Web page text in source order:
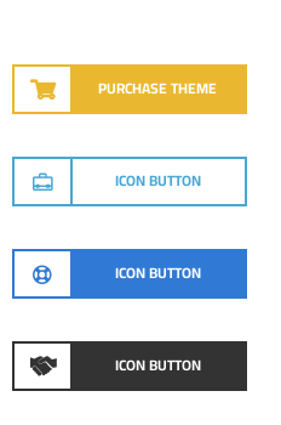
PURCHASE THEME
ICON BUTTON
ICON BUTTON
ICON BUTTON